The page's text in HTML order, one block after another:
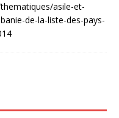
asile-et-
de-la-liste-des-pays-